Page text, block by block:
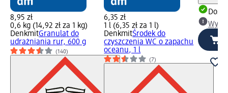
8,95 zł
0,6 kg (14,92 zł za 1 kg)
DenkmitGranulat do
udrażniania rur, 600 g
(140)
6,35 zł
1 l (6,35 zł za 1 l)
DenkmitŚrodek do
czyszczenia WC o zapachu
oceanu, 1 l
(7)